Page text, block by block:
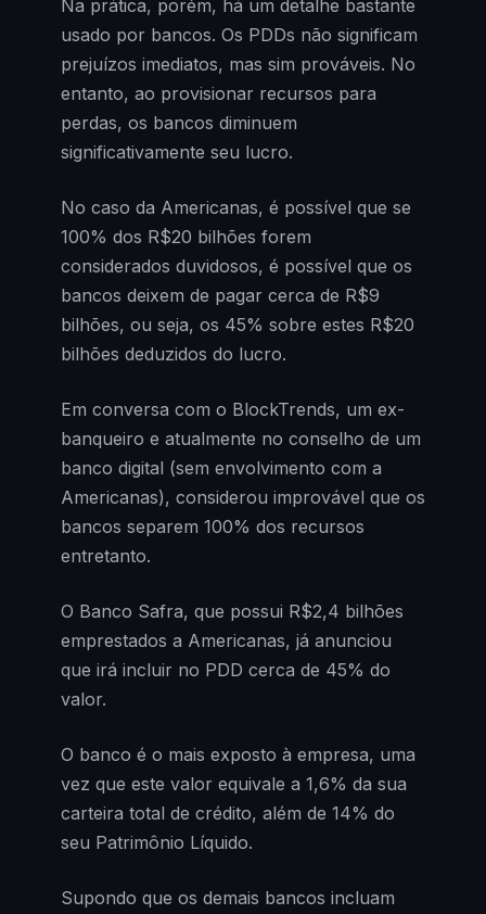
Na prática, porém, há um detalhe bastante
usado por bancos. Os PDDs não significam
prejuízos imediatos, mas sim prováveis. No
entanto, ao provisionar recursos para
perdas, os bancos diminuem
significativamente seu lucro.
No caso da Americanas, é possível que se
100% dos R$20 bilhões forem
considerados duvidosos, é possível que os
bancos deixem de pagar cerca de R$9
bilhões, ou seja, os 45% sobre estes R$20
bilhões deduzidos do lucro.
Em conversa com o BlockTrends, um ex-
banqueiro e atualmente no conselho de um
banco digital (sem envolvimento com a
Americanas), considerou improvável que os
bancos separem 100% dos recursos
entretanto.
O Banco Safra, que possui R$2,4 bilhões
emprestados a Americanas, já anunciou
que irá incluir no PDD cerca de 45% do
valor.
O banco é o mais exposto à empresa, uma
vez que este valor equivale a 1,6% da sua
carteira total de crédito, além de 14% do
seu Patrimônio Líquido.
Supondo que os demais bancos incluam